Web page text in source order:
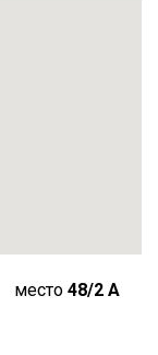
место 48/2 A